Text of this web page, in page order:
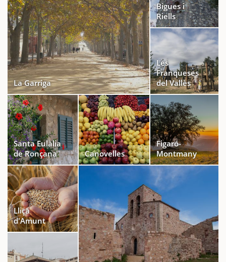
La Garriga
Bigues i
Riells
Les
Franqueses
del Vallès
Santa Eulàlia
de Ronçana
Canovelles
Figaró-
Montmany
Lliçà
d'Amunt